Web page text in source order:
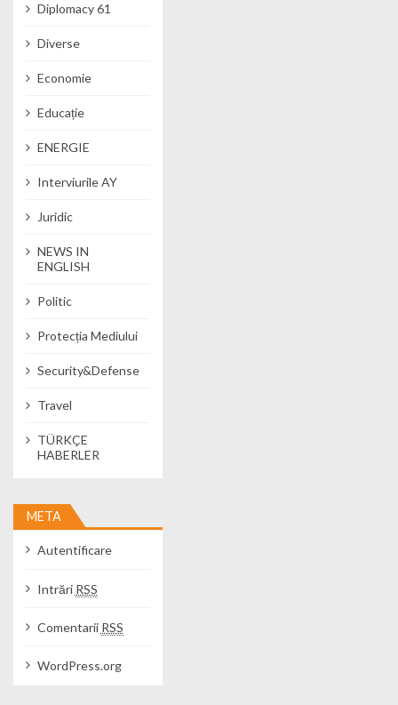
Diplomacy 61
Diverse
Economie
Educație
ENERGIE
Interviurile AY
Juridic
NEWS IN
ENGLISH
Politic
Protecția Mediului
Security&Defense
Travel
TÜRKÇE
HABERLER
META
Autentificare
Intrări RSS
Comentarii RSS
WordPress.org